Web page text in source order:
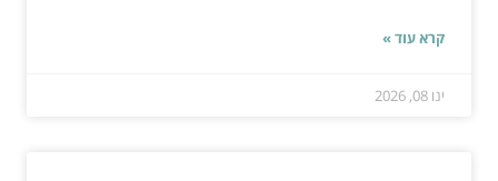
קרא עוד »
ינו 08, 2026